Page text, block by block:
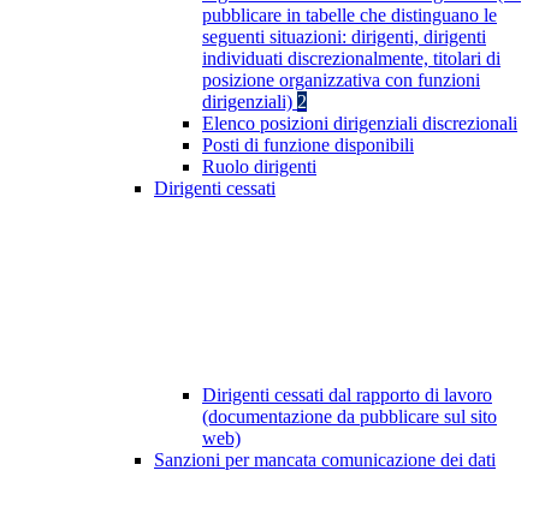
pubblicare in tabelle che distinguano le
seguenti situazioni: dirigenti, dirigenti
individuati discrezionalmente, titolari di
posizione organizzativa con funzioni
dirigenziali) 2
Elenco posizioni dirigenziali discrezionali
Posti di funzione disponibili
Ruolo dirigenti
Dirigenti cessati
Dirigenti cessati dal rapporto di lavoro
(documentazione da pubblicare sul sito
web)
Sanzioni per mancata comunicazione dei dati